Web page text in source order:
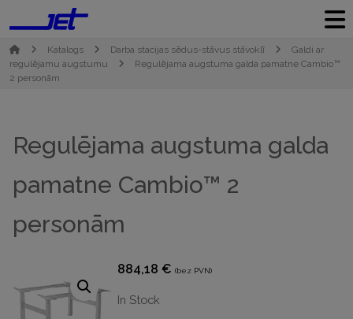
Katalogs Darba stacijas sēdus-stāvus stāvoklī
Galdi ar
regulējamu augstumu
Regulējama augstuma galda pamatne Cambio™
2 personām
Regulējama augstuma galda
pamatne Cambio™ 2
personām
884,18€ (bez PVN)
In Stock